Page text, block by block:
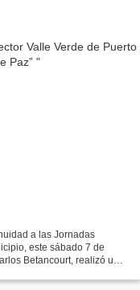
a las Jornadas
este sábado 7 de
Betancourt, realizó una